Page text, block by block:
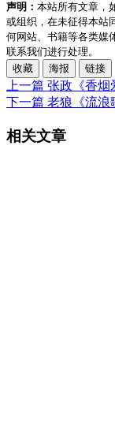
声明： 本站所有文章，
或组织，在未征得本站
何网站、书籍等各类媒
联系我们进行处理。
收藏
海报 链接
上一篇 张政《香烟
下一篇 老狼《流浪
相关文章